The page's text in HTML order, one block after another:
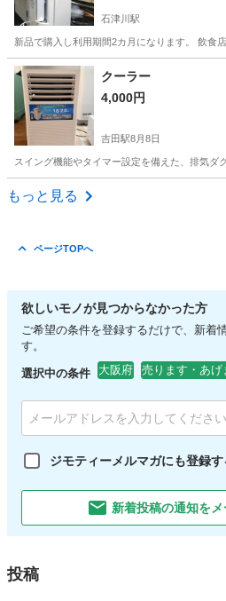
石津川駅
新品で購入し利用期間2カ月になります。 飲食
大阪 堺市 石津川駅
クーラー
4,000円
吉田駅8月8日
スイング機能やタイマー設定を備えた、排気
大阪 東大阪市
もっと見る
ページTOPへ
欲しいモノが見つからなかった方
ご希望の条件を登録するだけで、新着
す。
選択中の条件 大阪府 売ります・あげ
ジモティーメルマガにも登録す
新着投稿の通知を
投稿